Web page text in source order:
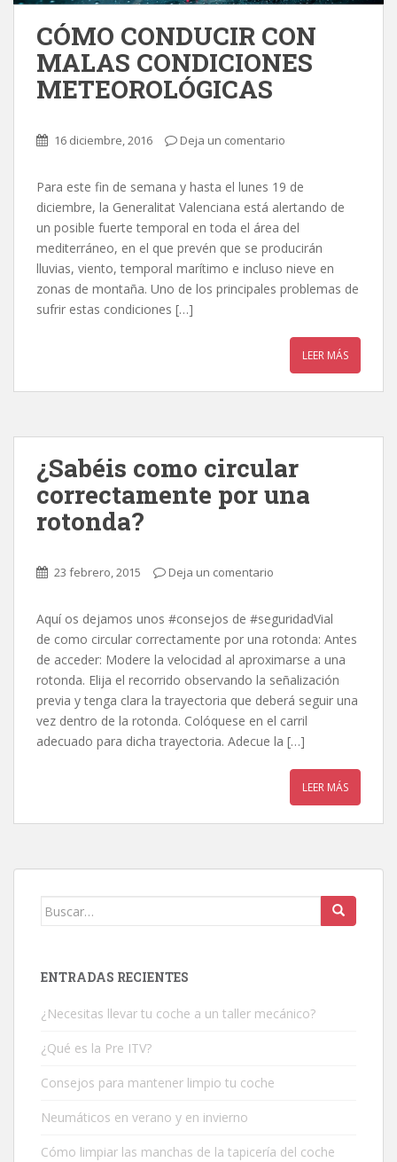
CÓMO CONDUCIR CON
MALAS CONDICIONES
METEOROLÓGICAS
16 diciembre, 2016 Deja un comentario
Para este fin de semana y hasta el lunes 19 de
diciembre, la Generalitat Valenciana está alertando de
un posible fuerte temporal en toda el área del
mediterráneo, en el que prevén que se producirán
lluvias, viento, temporal marítimo e incluso nieve en
zonas de montaña. Uno de los principales problemas de
sufrir estas condiciones […]
LEER MÁS
¿Sabéis como circular
correctamente por una
rotonda?
23 febrero, 2015 Deja un comentario
Aquí os dejamos unos #consejos de #seguridadVial
de como circular correctamente por una rotonda: Antes
de acceder: Modere la velocidad al aproximarse a una
rotonda. Elija el recorrido observando la señalización
previa y tenga clara la trayectoria que deberá seguir una
vez dentro de la rotonda. Colóquese en el carril
adecuado para dicha trayectoria. Adecue la […]
LEER MÁS
Buscar:
ENTRADAS RECIENTES
¿Necesitas llevar tu coche a un taller mecánico?
¿Qué es la Pre ITV?
Consejos para mantener limpio tu coche
Neumáticos en verano y en invierno
Cómo limpiar las manchas de la tapicería del coche